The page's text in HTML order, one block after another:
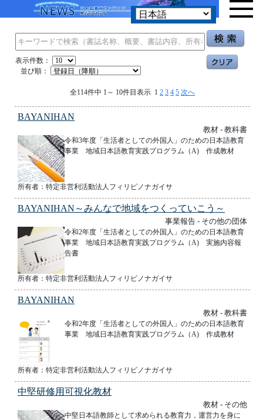
表示件数：
並び順：
全114件中 1～ 10件目表示 12 3 4 5 次へ
BAYANIHAN
教材 - 教科書
令和3年度「生活者としての外国人」のための日本語教育
事業 地域日本語教育実践プログラム（A) 作成教材
所有者：特定非営利活動法人フィリピノナガイサ
BAYANIHAN～みんなで地域をつくっていこう～
事業報告 - その他の団体
令和2年度「生活者としての外国人」のための日本語教育
事業 地域日本語教育実践プログラム（A) 実施内容報
告書
所有者：特定非営利活動法人フィリピノナガイサ
BAYANIHAN
教材 - 教科書
令和2年度「生活者としての外国人」のための日本語教育
事業 地域日本語教育実践プログラム（A) 作成教材
所有者：特定非営利活動法人フィリピノナガイサ
中堅研修用可視化教材
教材 - その他
中堅日本語教師として求められる教育力，運営力を身に